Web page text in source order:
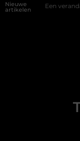
Nieuwe
artikelen Een veranda